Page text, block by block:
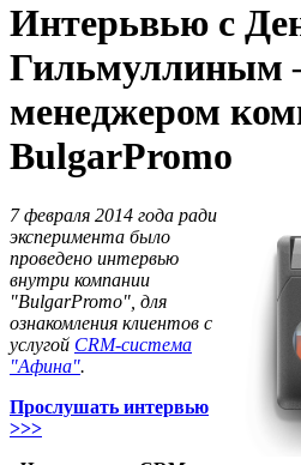
Интерьвью с
Гильмуллиным
менеджером
BulgarPromo
7 февраля 2014 года ради
эксперимента было
проведено интервью
внутри компании
"BulgarPromo", для
ознакомления клиентов с
услугой CRM-система
"Афина".
Прослушать интервью
>>>